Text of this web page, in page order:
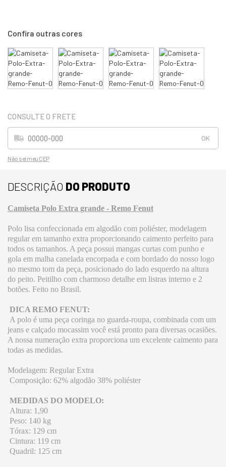
Não sei meu CEP
DESCRIÇÃO DO PRODUTO
Camiseta Polo Extra grande - Remo Fenut
Polo lisa confeccionada em algodão com poliéster, modelagem
regular em tamanho extra proporcionando caimento perfeito para
todos os tamanhos. A peça possui mangas curtas com punho e
gola em malha canelada encorpada e com bordado do nosso logo
no mesmo tom da peça, posicionado do lado esquerdo na altura
do peito. Peitilho com charmoso detalhe em listras interno e 2
botões. Feito no Brasil.
DICA REMO FENUT:
A polo é uma peça coringa no guarda-roupa, combinada com um
jeans e calçado mocassim você está pronto para diversas ocasiões.
A nossa numeração extra proporciona um excelente caimento para
todas as medidas.
Modelagem: Regular Extra
Composição: 62% algodão 38% poliéster
MEDIDAS DO MODELO:
Altura: 1,90
Peso: 140 kg
Tórax: 129 cm
Cintura: 119 cm
Quadril: 125 cm